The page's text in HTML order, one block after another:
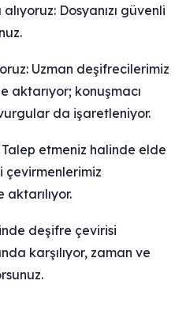
Dosyanızı güvenli
Uzman deşifrecilerimiz
aktarıyor; konuşmacı
da işaretleniyor.
etmeniz halinde elde
çevirmenlerimiz
deşifre çevirisi
karşılıyor, zaman ve